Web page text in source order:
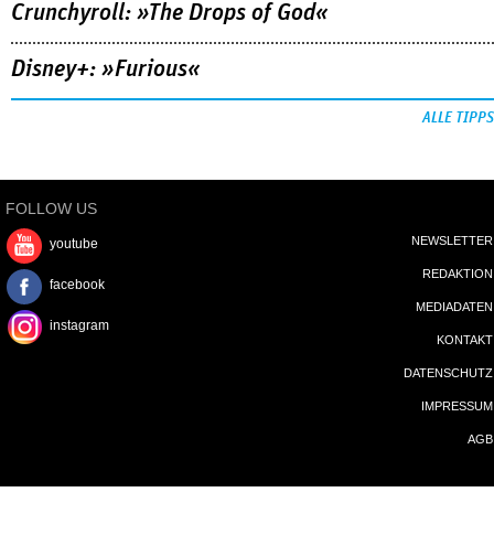
Crunchyroll: »The Drops of God«
Disney+: »Furious«
ALLE TIPPS
FOLLOW US
youtube
facebook
instagram
NEWSLETTER
REDAKTION
MEDIADATEN
KONTAKT
DATENSCHUTZ
IMPRESSUM
AGB